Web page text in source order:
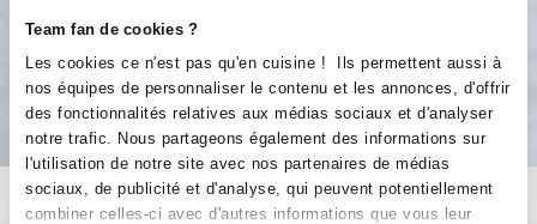
Team fan de cookies ?
Les cookies ce n'est pas qu'en cuisine ! Ils permettent aussi à
nos équipes de personnaliser le contenu et les annonces, d'offrir
des fonctionnalités relatives aux médias sociaux et d'analyser
notre trafic. Nous partageons également des informations sur
l'utilisation de notre site avec nos partenaires de médias
sociaux, de publicité et d'analyse, qui peuvent potentiellement
combiner celles-ci avec d'autres informations que vous leur
Bon appétit !
Vous aimerez aussi ...